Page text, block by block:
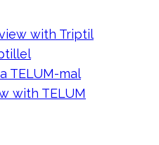
with Triptil
TELUM-mal
with TELUM